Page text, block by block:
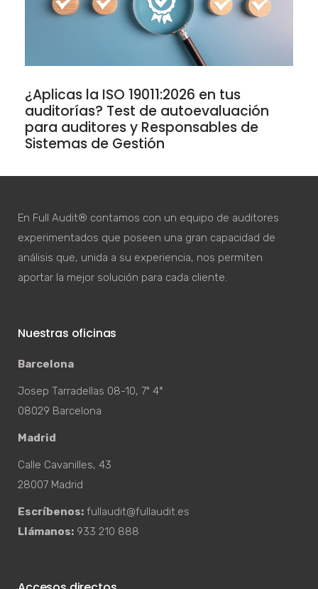
¿Aplicas la ISO 19011:2026 en tus
auditorías? Test de autoevaluación
para auditores y Responsables de
En Full Audit® contamos con un equipo de auditores
experimentados que poseen una gran capacidad de
análisis que, unida a su experiencia, nos permiten
Barcelona
Josep Tarradellas 08-10, 7º 4ª
08029 Barcelona
Madrid
Calle Cavanilles, 43
28007 Madrid
Escríbenos:fullaudit@fullaudit.es